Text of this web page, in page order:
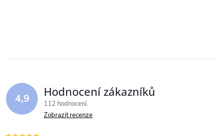
l
d
a
4,9 Hodnocení zákazníků
112 hodnocení
Zobrazit recenze